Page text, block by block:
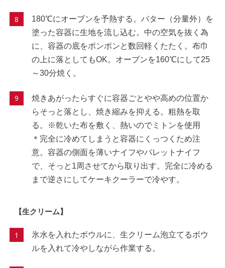
180℃にオーブンを予熱する。バター（分量外）を
塗った容器に生地を流し込む。中の空気を抜く為
に、容器の底をポンポンと数回軽くたたく。布巾
の上に落としてもOK。オーブンを160℃にして25
～30分焼く。
焼きあがったらすぐに容器ごとやや高めの位置か
らそっと落とし、焼き縮みを抑える。粗熱を取
る。※乾いた布を敷く、熱いのでミトンを使用
＊完全に冷めてしまうと容器にくっつくため注
意。容器の側面を薄いナイフやパレットナイフ
で、そっと1周させてから取り出す。完全に冷める
まで逆さにしてケーキクーラーで冷やす。
【生クリーム】
氷水を入れたボウルに、生クリーム泡立てるボウ
ルを入れて冷やしながら作業する。